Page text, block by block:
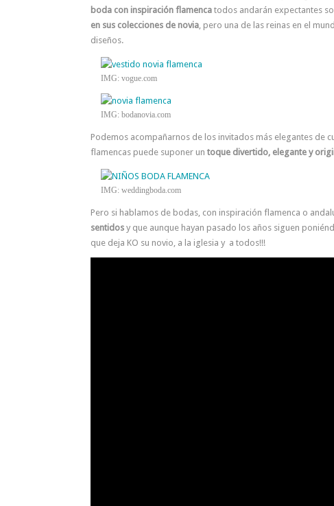
boda con inspiración flamenca todos andarán expectantes
en sus colecciones de novia , pero una de las reinas en el
diseños.
IMG: vogue.com
IMG: bodanovia.com
Podemos acompañarnos de los invitados más elegantes de
flamencas puede suponer un toque divertido, elegante y
IMG: weddingboda.com
Pero si hablamos de bodas, con inspiración flamenca o
sentidos y que aunque hayan pasado los años siguen
que deja KO su novio, a la iglesia y a todos!!!